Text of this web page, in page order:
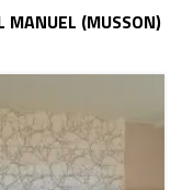
MANUEL (MUSSON)